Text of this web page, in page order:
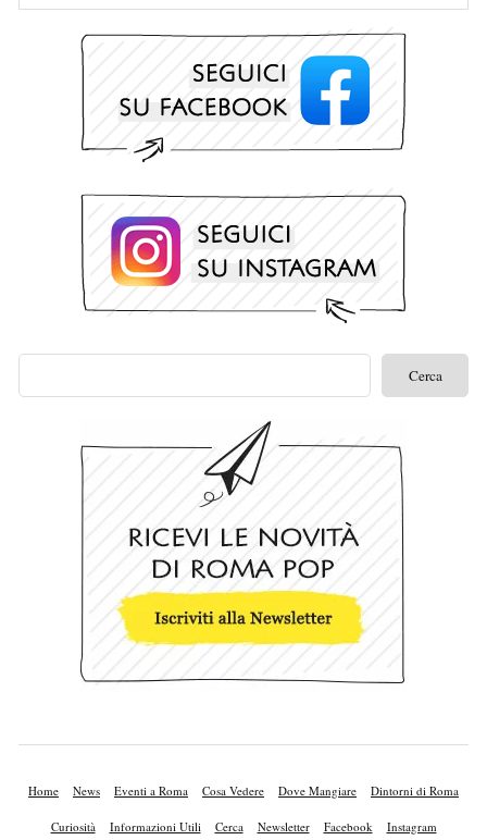
Home News Eventi a Roma Cosa Vedere Dove Mangiare Dintorni di Roma
Curiosità Informazioni Utili Cerca Newsletter Facebook Instagram